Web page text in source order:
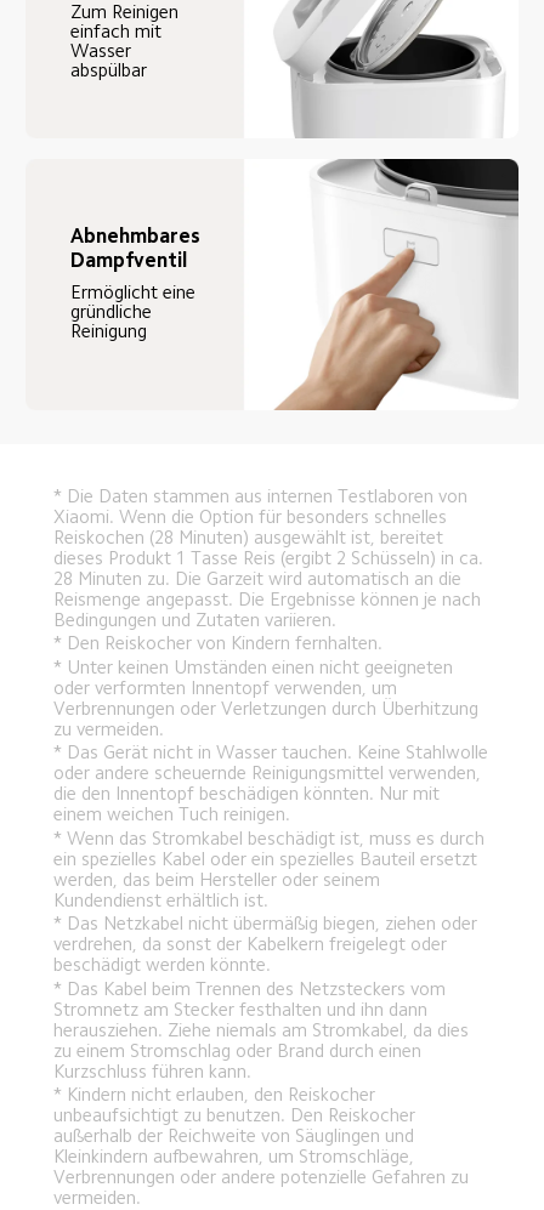
Zum Reinigen
einfach mit
Wasser
abspülbar
Abnehmbares
Dampfventil
Ermöglicht eine
gründliche
Reinigung
* Die Daten stammen aus internen Testlaboren von
Xiaomi. Wenn die Option für besonders schnelles
Reiskochen (28 Minuten) ausgewählt ist, bereitet
dieses Produkt 1 Tasse Reis (ergibt 2 Schüsseln) in ca.
28 Minuten zu. Die Garzeit wird automatisch an die
Reismenge angepasst. Die Ergebnisse können je nach
Bedingungen und Zutaten variieren.
* Den Reiskocher von Kindern fernhalten.
* Unter keinen Umständen einen nicht geeigneten
oder verformten Innentopf verwenden, um
Verbrennungen oder Verletzungen durch Überhitzung
zu vermeiden.
* Das Gerät nicht in Wasser tauchen. Keine Stahlwolle
oder andere scheuernde Reinigungsmittel verwenden,
die den Innentopf beschädigen könnten. Nur mit
einem weichen Tuch reinigen.
* Wenn das Stromkabel beschädigt ist, muss es durch
ein spezielles Kabel oder ein spezielles Bauteil ersetzt
werden, das beim Hersteller oder seinem
Kundendienst erhältlich ist.
* Das Netzkabel nicht übermäßig biegen, ziehen oder
verdrehen, da sonst der Kabelkern freigelegt oder
beschädigt werden könnte.
* Das Kabel beim Trennen des Netzsteckers vom
Stromnetz am Stecker festhalten und ihn dann
herausziehen. Ziehe niemals am Stromkabel, da dies
zu einem Stromschlag oder Brand durch einen
Kurzschluss führen kann.
* Kindern nicht erlauben, den Reiskocher
unbeaufsichtigt zu benutzen. Den Reiskocher
außerhalb der Reichweite von Säuglingen und
Kleinkindern aufbewahren, um Stromschläge,
Verbrennungen oder andere potenzielle Gefahren zu
vermeiden.